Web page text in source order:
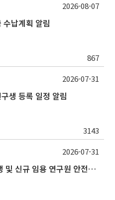
납계획 알림
867
2026-08-07
생 등록 일정 알림
3143
2026-07-31
2026년 2학기 대학원 신입생 및 신규 임용 연구원 안전환경교육(신규교육) 실시 안내
2026-07-31